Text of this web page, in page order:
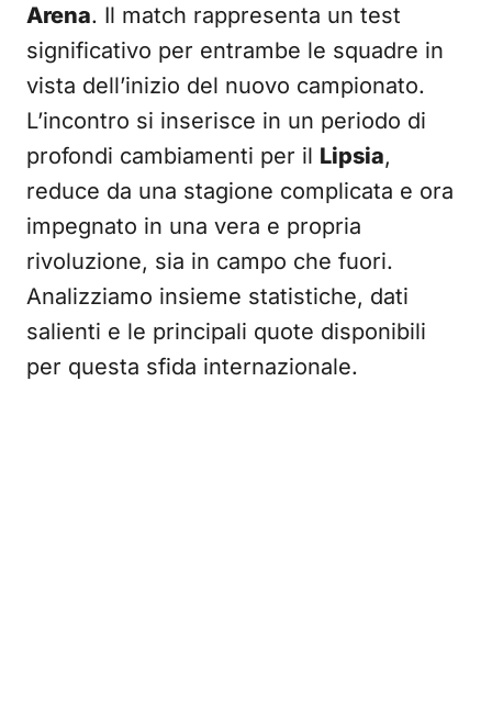
Arena. Il match rappresenta un test
significativo per entrambe le squadre in
vista dell’inizio del nuovo campionato.
L’incontro si inserisce in un periodo di
profondi cambiamenti per il Lipsia,
reduce da una stagione complicata e ora
impegnato in una vera e propria
rivoluzione, sia in campo che fuori.
Analizziamo insieme statistiche, dati
salienti e le principali quote disponibili
per questa sfida internazionale.